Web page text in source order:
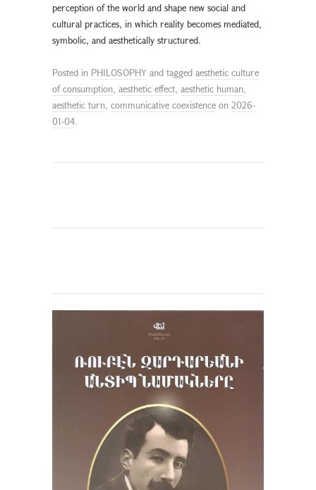
perception of the world and shape new social and
cultural practices, in which reality becomes mediated,
symbolic, and aesthetically structured.
Posted in PHILOSOPHY and tagged aesthetic culture
of consumption, aesthetic effect, aesthetic human,
aesthetic turn, communicative coexistence on 2026-
01-04.